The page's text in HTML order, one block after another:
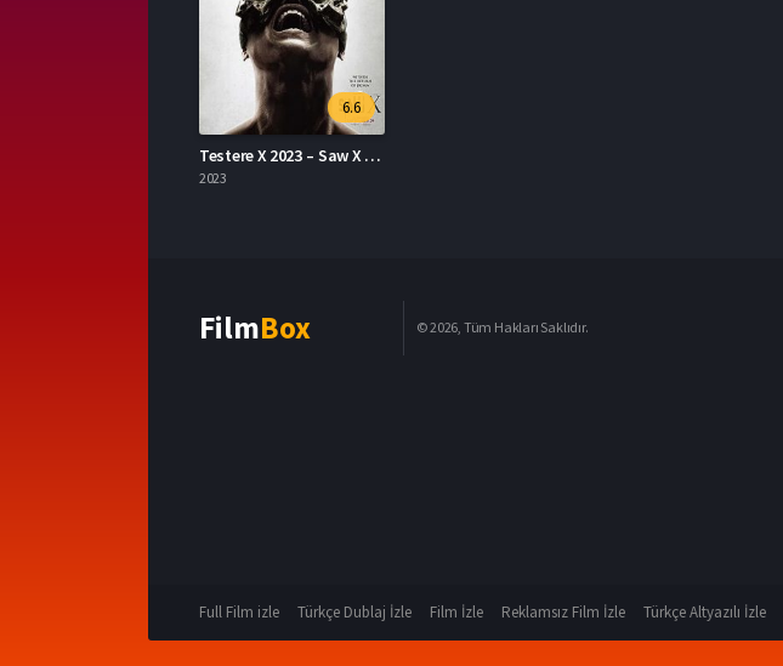
6.6
Testere X 2023 – Saw X 1080p Turkce Altyazi izle
2023
FilmBox © 2026, Tüm Hakları Saklıdır.
Full Film izle Türkçe Dublaj İzle Film İzle Reklamsız Film İzle Türkçe Altyazılı İzle